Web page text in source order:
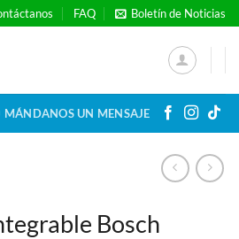
FAQ Boletín de Noticias
MÁNDANOS UN MENSAJE
Bosch